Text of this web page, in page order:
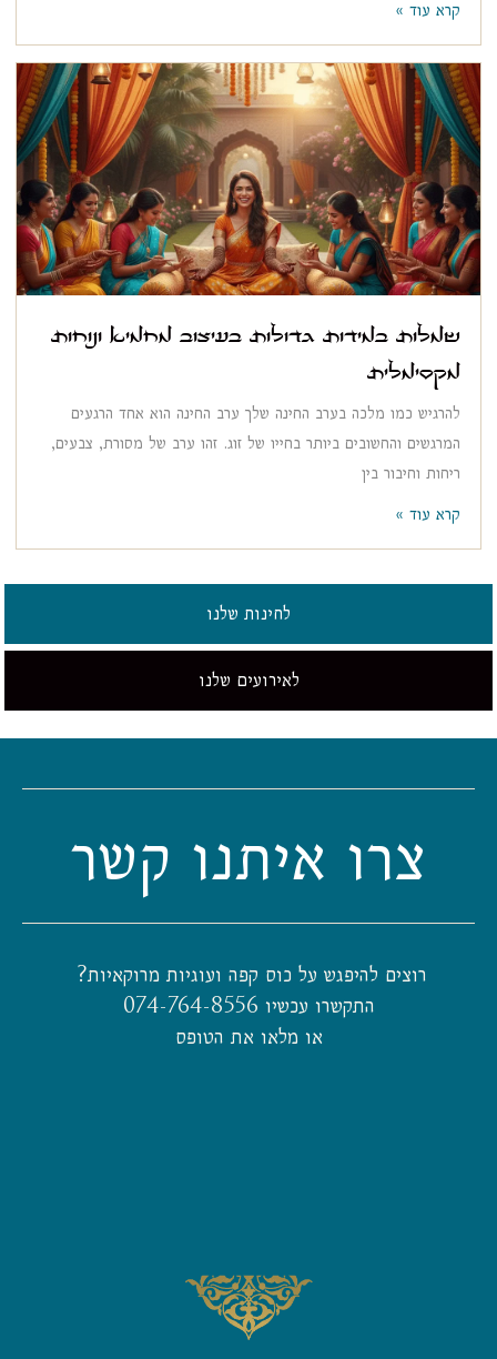
קרא עוד »
שמלות במידות גדולות בעיצוב מחמיא ונוחות
מקסימלית
להרגיש כמו מלכה בערב החינה שלך ערב החינה הוא אחד הרגעים
המרגשים והחשובים ביותר בחייו של זוג. זהו ערב של מסורת, צבעים,
ריחות וחיבור בין
קרא עוד »
לחינות שלנו
לאירועים שלנו
צרו איתנו קשר
רוצים להיפגש על כוס קפה ועוגיות מרוקאיות?
התקשרו עכשיו 074-764-8556
או מלאו את הטופס